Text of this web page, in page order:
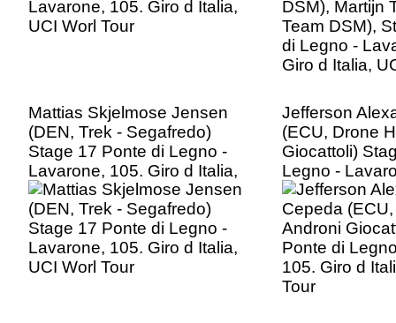
Mattias Skjelmose Jensen
(DEN, Trek - Segafredo)
Stage 17 Ponte di Legno -
Lavarone, 105. Giro d Italia,
UCI Worl Tour
Jefferson
(ECU, Drone
Giocattoli)
Legno -
d Italia, UCI